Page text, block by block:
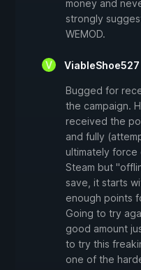
money and
strongly
WEMOD.
ViableShoe527
Bugged for
the campaign.
received the
and fully
ultimately force
Steam but
save, it starts
enough points
Going to try
good amount
to try this
one of the